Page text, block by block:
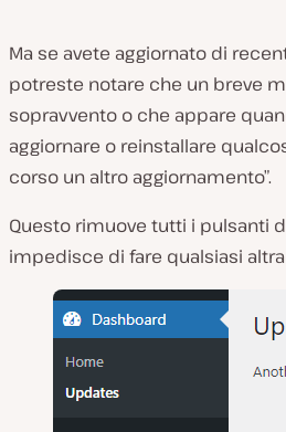
Ma se avete aggiornato di
potreste notare che un breve
sopravvento o che appare
aggiornare o reinstallare
corso un altro aggiornamento”.
Questo rimuove tutti i pulsanti
impedisce di fare qualsiasi